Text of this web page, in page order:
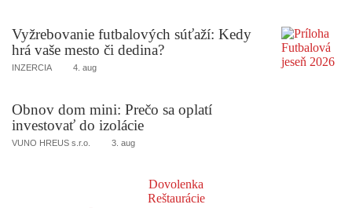
Vyžrebovanie futbalových súťaží: Kedy
hrá vaše mesto či dedina?
INZERCIA 4. aug
Obnov dom mini: Prečo sa oplatí
investovať do izolácie
VUNO HREUS s.r.o. 3. aug
Dovolenka
Reštaurácie